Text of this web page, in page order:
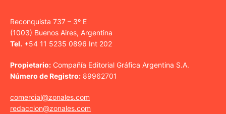
Reconquista 737 – 3º E
(1003) Buenos Aires, Argentina
Tel. +54 11 5235 0896 Int 202
Propietario: Compañía Editorial Gráfica Argentina S.A.
Número de Registro: 89962701
comercial@zonales.com
redaccion@zonales.com